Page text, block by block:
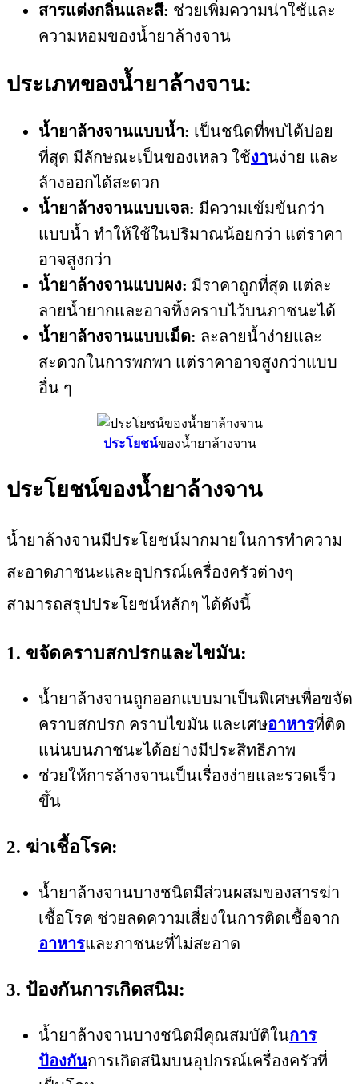
สารแต่งกลิ่นและสี: ช่วยเพิ่มความน่าใช้และ
ความหอมของน้ำยาล้างจาน
ประเภทของน้ำยาล้างจาน:
น้ำยาล้างจานแบบน้ำ: เป็นชนิดที่พบได้บ่อย
ที่สุด มีลักษณะเป็นของเหลว ใช้งานง่าย และ
ล้างออกได้สะดวก
น้ำยาล้างจานแบบเจล: มีความเข้มข้นกว่า
แบบน้ำ ทำให้ใช้ในปริมาณน้อยกว่า แต่ราคา
อาจสูงกว่า
น้ำยาล้างจานแบบผง: มีราคาถูกที่สุด แต่ละ
ลายน้ำยากและอาจทิ้งคราบไว้บนภาชนะได้
น้ำยาล้างจานแบบเม็ด: ละลายน้ำง่ายและ
สะดวกในการพกพา แต่ราคาอาจสูงกว่าแบบ
อื่น ๆ
ประโยชน์ของน้ำยาล้างจาน
ประโยชน์ของน้ำยาล้างจาน
น้ำยาล้างจานมีประโยชน์มากมายในการทำความ
สะอาดภาชนะและอุปกรณ์เครื่องครัวต่างๆ
สามารถสรุปประโยชน์หลักๆ ได้ดังนี้
1. ขจัดคราบสกปรกและไขมัน:
น้ำยาล้างจานถูกออกแบบมาเป็นพิเศษเพื่อขจัด
คราบสกปรก คราบไขมัน และเศษอาหารที่ติด
แน่นบนภาชนะได้อย่างมีประสิทธิภาพ
ช่วยให้การล้างจานเป็นเรื่องง่ายและรวดเร็ว
ขึ้น
2. ฆ่าเชื้อโรค:
น้ำยาล้างจานบางชนิดมีส่วนผสมของสารฆ่า
เชื้อโรค ช่วยลดความเสี่ยงในการติดเชื้อจาก
อาหารและภาชนะที่ไม่สะอาด
3. ป้องกันการเกิดสนิม:
น้ำยาล้างจานบางชนิดมีคุณสมบัติในการ
ป้องกันการเกิดสนิมบนอุปกรณ์เครื่องครัวที่